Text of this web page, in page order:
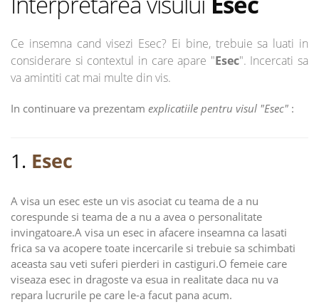
Ce insemna cand visezi Esec? Ei bine, trebuie sa luati in
considerare si contextul in care apare "Esec". Incercati sa
va amintiti cat mai multe din vis.
In continuare va prezentam explicatiile pentru visul "Esec" :
1. Esec
A visa un esec este un vis asociat cu teama de a nu
corespunde si teama de a nu a avea o personalitate
invingatoare.A visa un esec in afacere inseamna ca lasati
frica sa va acopere toate incercarile si trebuie sa schimbati
aceasta sau veti suferi pierderi in castiguri.O femeie care
viseaza esec in dragoste va esua in realitate daca nu va
repara lucrurile pe care le-a facut pana acum.